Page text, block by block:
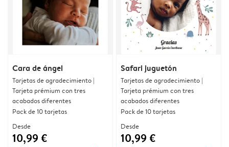
Cara de ángel
Tarjetas de agradecimiento |
Tarjeta prémium con tres
acabados diferentes
Pack de 10 tarjetas
Desde
10,99 €
Safari juguetón
Tarjetas de agradecimiento |
Tarjeta prémium con tres
acabados diferentes
Pack de 10 tarjetas
Desde
10,99 €